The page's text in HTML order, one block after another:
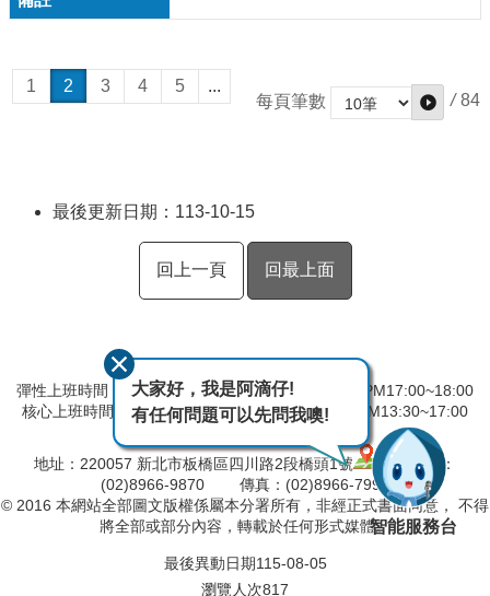
1 2 3 4 5
...
每頁筆數
/ 84
最後更新日期：113-10-15
回上一頁 回最上面
彈性上班時間：AM8:00~09:00 彈性下班時間：PM17:00~18:00
核心上班時間：星期一 ~ 星期五 AM08:30~12:30 PM13:30~17:00
地址：220057 新北市板橋區四川路2段橋頭1號
電話：
(02)8966-9870 傳真：(02)8966-7996
© 2016 本網站全部圖文版權係屬本分署所有，非經正式書面同意， 不得
將全部或部分內容，轉載於任何形式媒體。
最後異動日期115-08-05
瀏覽人次817
大家好，我是阿滴仔!
有任何問題可以先問我噢!
智能服務台